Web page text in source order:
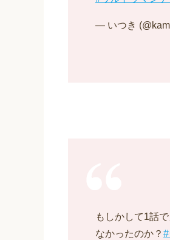
— いつき
もしかして1話
なかったのか？